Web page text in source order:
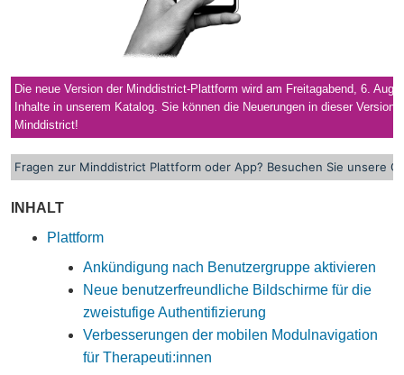
Die neue Version der Minddistrict-Plattform wird am Freitagabend, 6.
Inhalte in unserem Katalog. Sie können die Neuerungen in dieser
Minddistrict!
Fragen zur Minddistrict Plattform oder App? Besuchen Sie unsere
INHALT
Plattform
Ankündigung nach Benutzergruppe aktivieren
Neue benutzerfreundliche Bildschirme für die
zweistufige Authentifizierung
Verbesserungen der mobilen Modulnavigation
für Therapeuti:innen